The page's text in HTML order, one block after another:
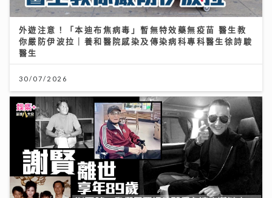
外遊注意！「本迪布焦病毒」暫無特效藥無疫苗 醫生教
你嚴防伊波拉｜養和醫院感染及傳染病科專科醫生徐詩駿
醫生
30/07/2026